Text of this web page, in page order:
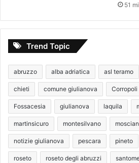
51
Trend Topic
abruzzo alba adriatica asl teramo
chieti comune giulianova Corropoli
Fossacesia giulianova laquila
martinsicuro montesilvano
notizie giulianova pescara pineto
roseto roseto degli abruzzi